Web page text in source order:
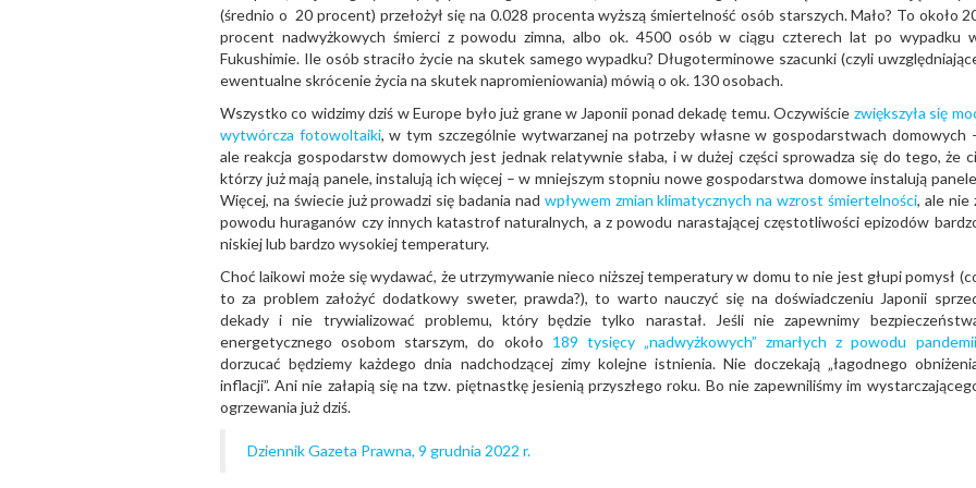
(średnio o 20 procent) przełożył się na 0.028 procenta wyższą śmiertelność osób starszych. Mało? To około
procent nadwyżkowych śmierci z powodu zimna, albo ok. 4500 osób w ciągu czterech lat po wypadku
Fukushimie. Ile osób straciło życie na skutek samego wypadku? Długoterminowe szacunki (czyli
ewentualne skrócenie życia na skutek napromieniowania) mówią o ok. 130 osobach.
Wszystko co widzimy dziś w Europe było już grane w Japonii ponad dekadę temu. Oczywiście zwiększyła się
wytwórcza fotowoltaiki, w tym szczególnie wytwarzanej na potrzeby własne w gospodarstwach domowych
ale reakcja gospodarstw domowych jest jednak relatywnie słaba, i w dużej części sprowadza się do tego, że
którzy już mają panele, instalują ich więcej – w mniejszym stopniu nowe gospodarstwa domowe instalują
Więcej, na świecie już prowadzi się badania nad wpływem zmian klimatycznych na wzrost śmiertelności, ale nie
powodu huraganów czy innych katastrof naturalnych, a z powodu narastającej częstotliwości epizodów
niskiej lub bardzo wysokiej temperatury.
Choć laikowi może się wydawać, że utrzymywanie nieco niższej temperatury w domu to nie jest głupi pomysł
to za problem założyć dodatkowy sweter, prawda?), to warto nauczyć się na doświadczeniu Japonii
dekady i nie trywializować problemu, który będzie tylko narastał. Jeśli nie zapewnimy
energetycznego osobom starszym, do około 189 tysięcy „nadwyżkowych” zmarłych z powodu pandemii
dorzucać będziemy każdego dnia nadchodzącej zimy kolejne istnienia. Nie doczekają „łagodnego
inflacji”. Ani nie załapią się na tzw. piętnastkę jesienią przyszłego roku. Bo nie zapewniliśmy im
ogrzewania już dziś.
Dziennik Gazeta Prawna, 9 grudnia 2022 r.